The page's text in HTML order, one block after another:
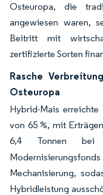
Osteuropa, die
angewiesen waren,
Beitritt mit
zertifizierte Sorten
Rasche
Osteuropa
Hybrid-Mais
von 65 %, mit
6,4 Tonnen bei
Mechanisierung,
Hybridleistung